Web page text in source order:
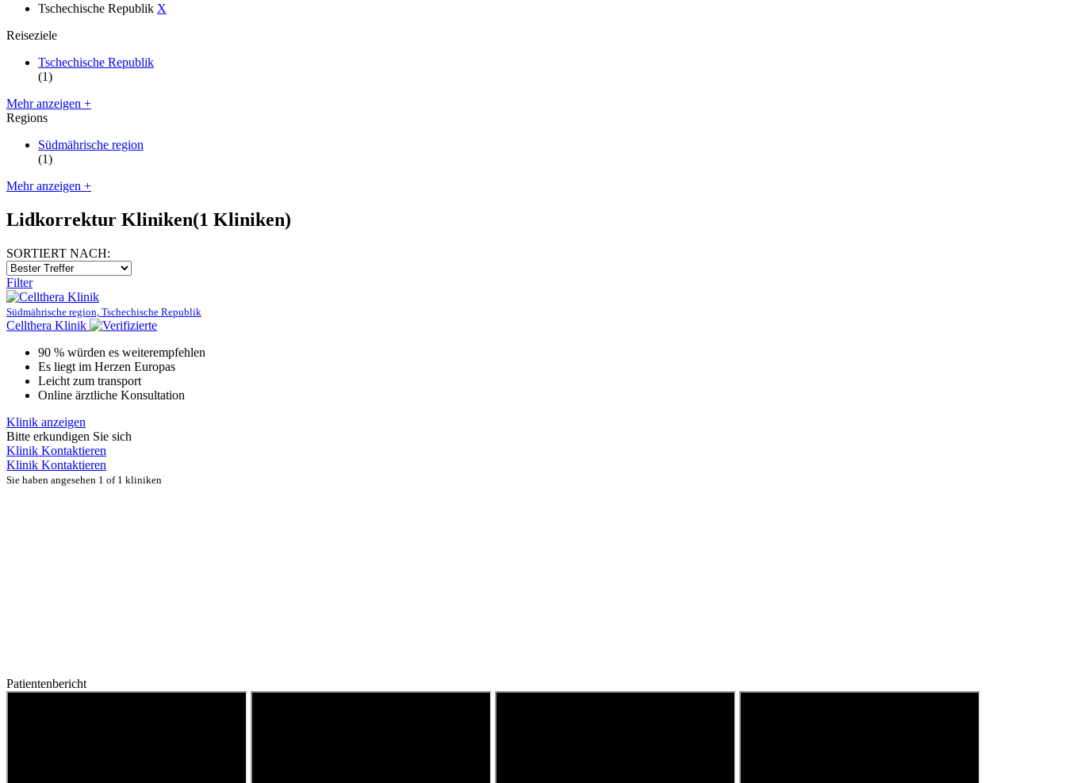
Tschechische Republik X
Reiseziele
Tschechische Republik
(1)
Mehr anzeigen +
Regions
Südmährische region
(1)
Mehr anzeigen +
Lidkorrektur Kliniken(1 Kliniken)
SORTIERT NACH:
Filter
Südmährische region, Tschechische Republik
Cellthera Klinik
90 % würden es weiterempfehlen
Es liegt im Herzen Europas
Leicht zum transport
Online ärztliche Konsultation
Klinik anzeigen
Bitte erkundigen Sie sich
Klinik Kontaktieren
Klinik Kontaktieren
Sie haben angesehen 1 of 1 kliniken
Patientenbericht